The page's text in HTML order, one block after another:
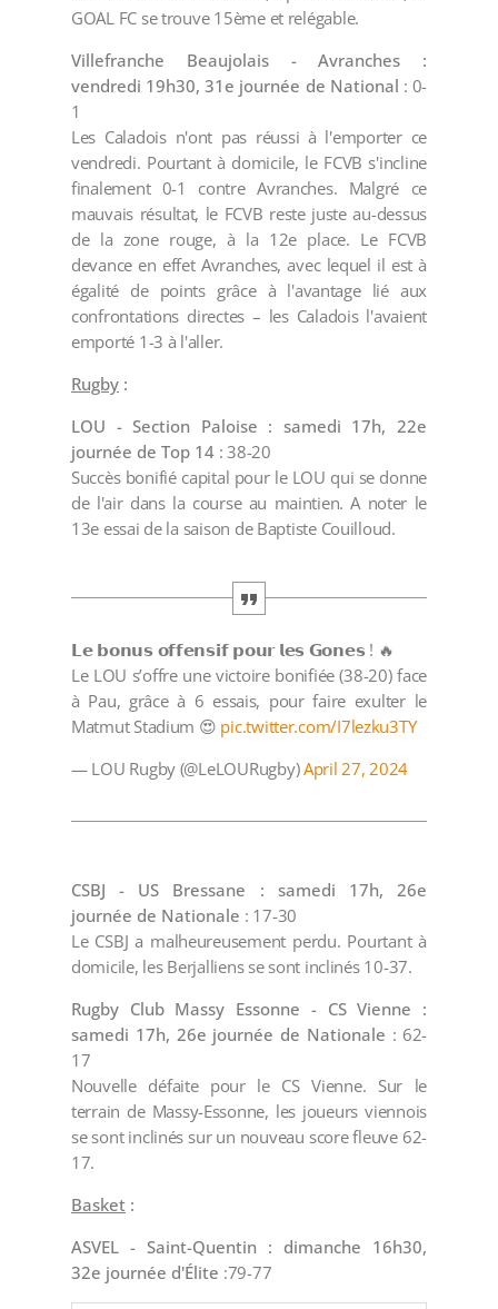
GOAL FC se trouve 15ème et relégable.
Villefranche Beaujolais - Avranches :
vendredi 19h30, 31e journée de National : 0-
1
Les Caladois n'ont pas réussi à l'emporter ce
vendredi. Pourtant à domicile, le FCVB s'incline
finalement 0-1 contre Avranches. Malgré ce
mauvais résultat, le FCVB reste juste au-dessus
de la zone rouge, à la 12e place. Le FCVB
devance en effet Avranches, avec lequel il est à
égalité de points grâce à l'avantage lié aux
confrontations directes – les Caladois l'avaient
emporté 1-3 à l'aller.
Rugby :
LOU - Section Paloise : samedi 17h, 22e
journée de Top 14 : 38-20
Succès bonifié capital pour le LOU qui se donne
de l'air dans la course au maintien. A noter le
13e essai de la saison de Baptiste Couilloud.
𝗟𝗲 𝗯𝗼𝗻𝘂𝘀 𝗼𝗳𝗳𝗲𝗻𝘀𝗶𝗳 𝗽𝗼𝘂𝗿 𝗹𝗲𝘀 𝗚𝗼𝗻𝗲𝘀 ! 🔥
Le LOU s’offre une victoire bonifiée (38-20) face
à Pau, grâce à 6 essais, pour faire exulter le
Matmut Stadium 😍 pic.twitter.com/I7lezku3TY
— LOU Rugby (@LeLOURugby)April 27, 2024
CSBJ - US Bressane : samedi 17h, 26e
journée de Nationale : 17-30
Le CSBJ a malheureusement perdu. Pourtant à
domicile, les Berjalliens se sont inclinés 10-37.
Rugby Club Massy Essonne - CS Vienne :
samedi 17h, 26e journée de Nationale : 62-
17
Nouvelle défaite pour le CS Vienne. Sur le
terrain de Massy-Essonne, les joueurs viennois
se sont inclinés sur un nouveau score fleuve 62-
17.
Basket :
ASVEL - Saint-Quentin : dimanche 16h30,
32e journée d'Élite :79-77